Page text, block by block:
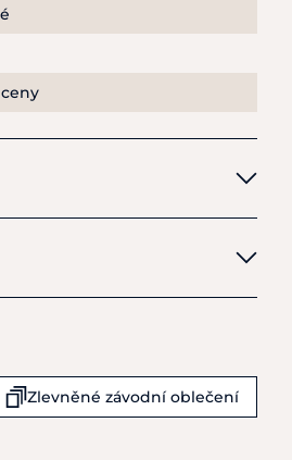
ceny
Zlevněné závodní oblečení